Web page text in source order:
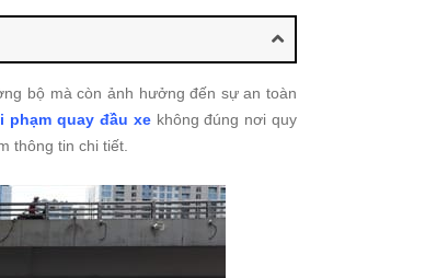
bộ mà còn ảnh hưởng đến sự an toàn
phạm quay đầu xekhông đúng nơi quy
thông tin chi tiết.